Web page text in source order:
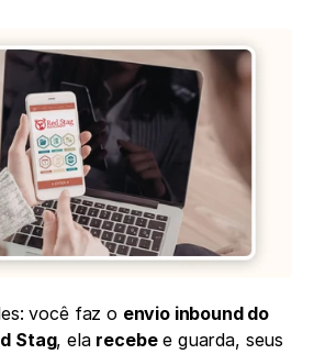
você faz o envio inbound do
Stag, ela recebe